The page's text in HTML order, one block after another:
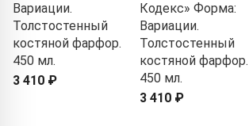
Вариации.
Толстостенный
костяной фарфор.
450 мл.
3 410 ₽
Кодекс» Форма:
Вариации.
Толстостенный
костяной фарфор.
450 мл.
3 410 ₽